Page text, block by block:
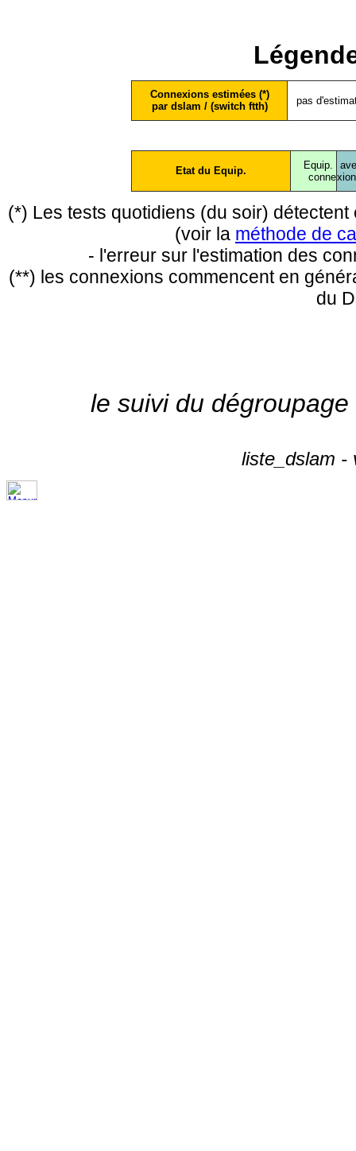
Connexions estimées (*)
par dslam / (switch ftth)
pas
Etat du Equip.
Equip.
conne
(*) Les tests quotidiens (du soir)
(voir la méthode de
- l'erreur sur l'estimation des
(**) les connexions commencent en
du
le suivi du
liste_dslam -